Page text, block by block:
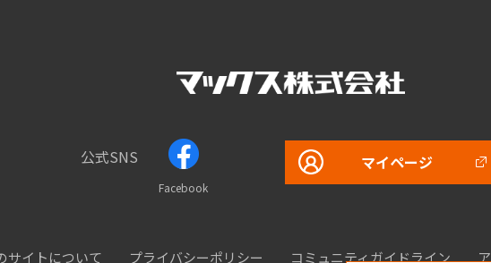
公式SNS
Facebook
マイページ
サイトについて プライバシーポリシー コミュニティガイドライン